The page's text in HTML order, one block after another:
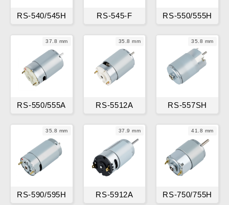
RS-540/545H RS-545-F RS-550/555H
37.8 mm
RS-550/555A
35.8 mm
RS-5512A
35.8 mm
RS-557SH
35.8 mm
RS-590/595H
37.9 mm
RS-5912A
41.8 mm
RS-750/755H